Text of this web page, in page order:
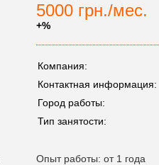
5000 грн./мес.
+%
Компания:
Контактная информация:
Город работы:
Тип занятости:
Опыт работы: от 1 года